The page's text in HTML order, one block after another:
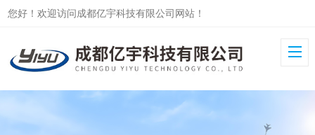
您好！欢迎访问成都亿宇科技有限公司网站！